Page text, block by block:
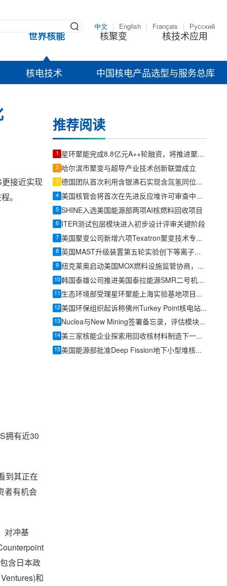
中文 English Français Русский
世界核能 核聚变 核技术应用
核电技术 中国核电产品选型与服务总库
接近实现
。
拥有近30
到其正在
者有机会
对冲基
含日本政
和
推荐阅读
1 星环聚能完成8.8亿元A++轮融资，将推进聚变装置与关键技术工程化
2 哈尔滨市聚变与超导产业技术创新联盟成立
3 德国团队首次利用含银沸石实现含氚氢同位素混合物分离
4 美国核管会将首次在先进反应堆许可审查中采用现代化听证程序
5 SHINE入选美国能源部两项AI核燃料回收项目
6 ITER测试包层模块进入初步设计评审关键阶段
7 美国聚变公司新增六项Texatron聚变技术专利申请
8 英国MAST升级装置第五轮实验创下等离子体压力纪录
9 纽克莱奥启动美国MOX燃料设施监管协商，先进堆燃料供应链建设提速
10 韩国泰雄公司推进美国泰拉能源SMR二号机组订单，发力核电与燃机锻件新赛道
11 生态环境部受理星环聚能上海实验基地项目环评文件
12 美国环保组织起诉称佛州Turkey Point核电站续照需补充环境审查
13 Nuclea与New Mining签署备忘录，评估模块化反应堆为数据中心供电
14 美三家核能企业探索用回收核材料制造下一代反应堆燃料
15 美国能源部批准Deep Fission地下小型堆核安全设计协议